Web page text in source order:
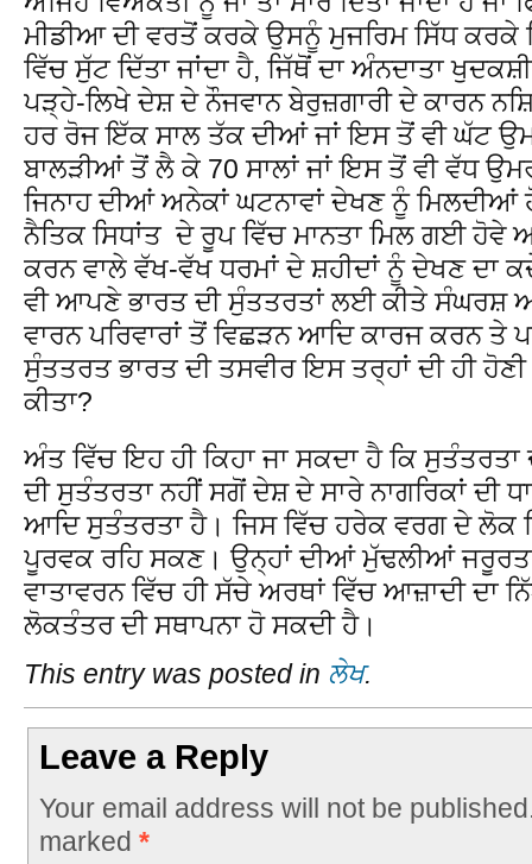
ਮੀਡੀਆ ਦੀ ਵਰਤੋਂ ਕਰਕੇ ਉਸਨੂੰ ਮੁਜਰਿਮ ਸਿੱਧ
ਵਿੱਚ ਸੁੱਟ ਦਿੱਤਾ ਜਾਂਦਾ ਹੈ, ਜਿੱਥੋਂ ਦਾ ਅੰਨਦਾਤਾ
ਪੜ੍ਹੇ-ਲਿਖੇ ਦੇਸ਼ ਦੇ ਨੌਜਵਾਨ ਬੇਰੁਜ਼ਗਾਰੀ ਦੇ ਕਾਰਨ
ਹਰ ਰੋਜ ਇੱਕ ਸਾਲ ਤੱਕ ਦੀਆਂ ਜਾਂ ਇਸ ਤੋਂ ਵੀ ਘੱਟ
ਬਾਲੜੀਆਂ ਤੋਂ ਲੈ ਕੇ 70 ਸਾਲਾਂ ਜਾਂ ਇਸ ਤੋਂ ਵੀ ਵੱਧ
ਜਿਨਾਹ ਦੀਆਂ ਅਨੇਕਾਂ ਘਟਨਾਵਾਂ ਦੇਖਣ ਨੂੰ ਮਿਲਦੀਆਂ
ਨੈਤਿਕ ਸਿਧਾਂਤ ਦੇ ਰੂਪ ਵਿੱਚ ਮਾਨਤਾ ਮਿਲ ਗਈ ਹੋਵੇ
ਕਰਨ ਵਾਲੇ ਵੱਖ-ਵੱਖ ਧਰਮਾਂ ਦੇ ਸ਼ਹੀਦਾਂ ਨੂੰ ਦੇਖਣ ਦਾ
ਵੀ ਆਪਣੇ ਭਾਰਤ ਦੀ ਸੁੰਤਤਰਤਾਂ ਲਈ ਕੀਤੇ
ਵਾਰਨ ਪਰਿਵਾਰਾਂ ਤੋਂ ਵਿਛੜਨ ਆਦਿ ਕਾਰਜ ਕਰਨ ਤੇ
ਸੁੰਤਤਰਤ ਭਾਰਤ ਦੀ ਤਸਵੀਰ ਇਸ ਤਰ੍ਹਾਂ ਦੀ ਹੀ
ਕੀਤਾ?
ਅੰਤ ਵਿੱਚ ਇਹ ਹੀ ਕਿਹਾ ਜਾ ਸਕਦਾ ਹੈ ਕਿ
ਦੀ ਸੁਤੰਤਰਤਾ ਨਹੀਂ ਸਗੋਂ ਦੇਸ਼ ਦੇ ਸਾਰੇ ਨਾਗਰਿਕਾਂ ਦੀ
ਆਦਿ ਸੁਤੰਤਰਤਾ ਹੈ। ਜਿਸ ਵਿੱਚ ਹਰੇਕ ਵਰਗ ਦੇ ਲੋਕ
ਪੂਰਵਕ ਰਹਿ ਸਕਣ। ਉਨ੍ਹਾਂ ਦੀਆਂ ਮੁੱਢਲੀਆਂ
ਵਾਤਾਵਰਨ ਵਿੱਚ ਹੀ ਸੱਚੇ ਅਰਥਾਂ ਵਿੱਚ ਆਜ਼ਾਦੀ ਦਾ
ਲੋਕਤੰਤਰ ਦੀ ਸਥਾਪਨਾ ਹੋ ਸਕਦੀ ਹੈ।
This entry was posted in ਲੇਖ.
Leave a Reply
Your email address will not be
marked *